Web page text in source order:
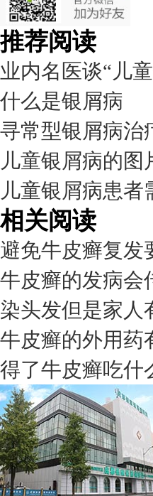
推荐阅读
业内名医谈“儿
什么是银屑病
寻常型银屑病治
儿童银屑病的
儿童银屑病患者
相关阅读
避免牛皮癣复发
牛皮癣的发病会
染头发但是家人
牛皮癣的外用药
得了牛皮癣吃什